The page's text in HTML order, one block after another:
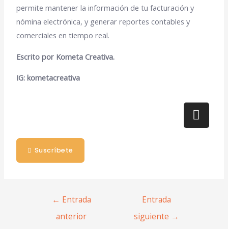
permite mantener la información de tu facturación y
nómina electrónica, y generar reportes contables y
comerciales en tiempo real.
Escrito por Kometa Creativa.
IG: kometacreativa
Suscríbete
← Entrada
anterior
Entrada
siguiente →